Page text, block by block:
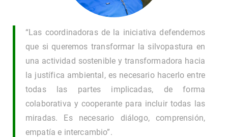
“Las coordinadoras de la iniciativa defendemos
que si queremos transformar la silvopastura en
una actividad sostenible y transformadora hacia
la justífica ambiental, es necesario hacerlo entre
todas las partes implicadas, de forma
colaborativa y cooperante para incluir todas las
miradas. Es necesario diálogo, comprensión,
empatía e intercambio”.